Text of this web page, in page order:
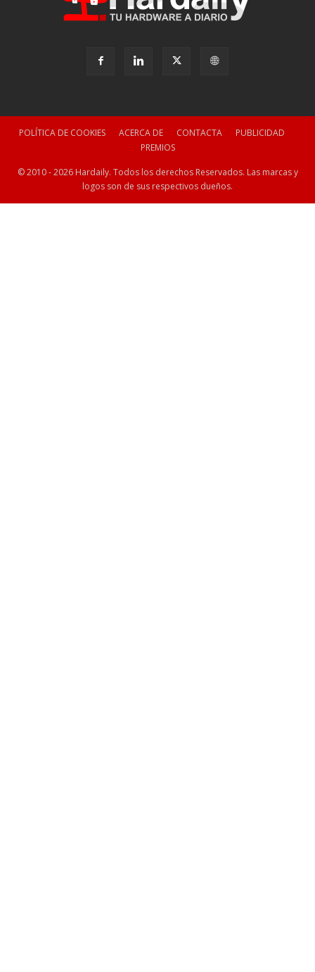
POLÍTICA DE COOKIES ACERCA DE CONTACTA
PUBLICIDAD
PREMIOS
© 2010 - 2026 Hardaily. Todos los derechos Reservados. Las marcas y
logos son de sus respectivos dueños.